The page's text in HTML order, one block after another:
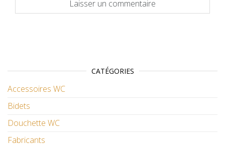
CATÉGORIES
Accessoires WC
Bidets
Douchette WC
Fabricants